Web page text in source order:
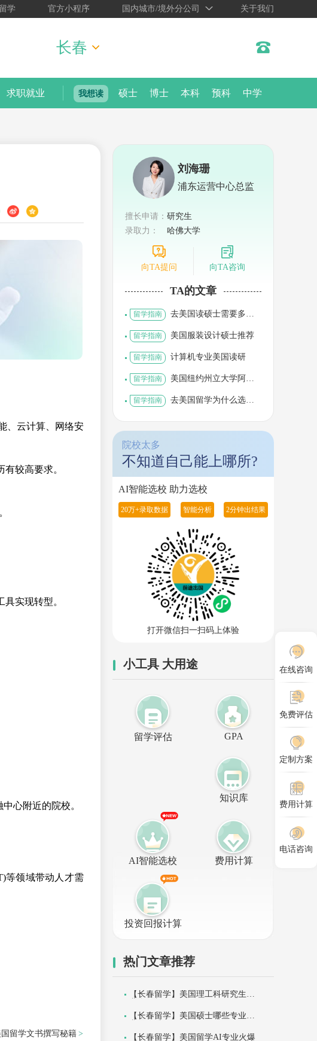
学 官方小程序 国内城市/境外分公司 关于我们
长春
求职就业 我想读 硕士 博士 本科 预科 中学
、云计算、网络安
较高要求。
实现转型。
心附近的院校。
等领域带动人才需
国留学文书撰写秘籍
刘海珊
浦东运营中心总监
擅长申请： 研究生
录取力：
哈佛大学
向TA提问 向TA咨询
TA的文章
留学指南
去美国读硕士需要多少
留学指南 美国服装设计硕士推荐
留学指南 计算机专业美国读研
留学指南
美国纽约州立大学阿尔
留学指南
去美国留学为什么选择
院校太多
不知道自己能上哪所?
AI智能选校 助力选校
20万+录取数据 智能分析 2分钟出结果
打开微信扫一扫码上体验
小工具 大用途
留学评估 GPA
知识库
AI智能选校 费用计算
投资回报计算
热门文章推荐
【长春留学】美国理工科研究生专
【长春留学】美国硕士哪些专业就
【长春留学】美国留学AI专业火爆
在线咨询
免费评估
定制方案
费用计算
电话咨询